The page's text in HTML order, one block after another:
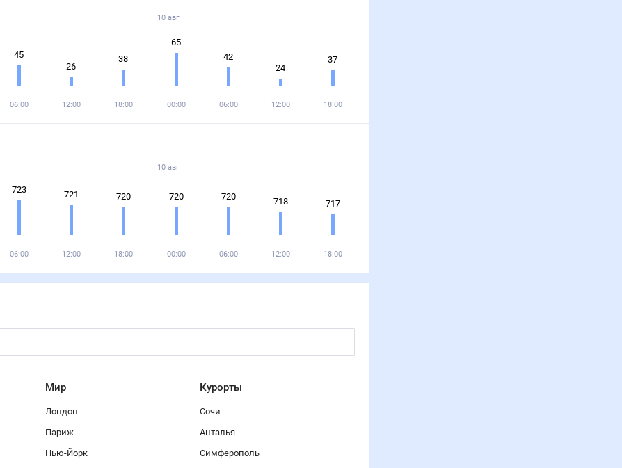
45
06:00
26
12:00
38
18:00
10 авг
65
00:00
42
06:00
24
12:00
37
18:00
723
06:00
721
12:00
720
18:00
10 авг
720
00:00
720
06:00
718
12:00
717
18:00
Мир
Лондон
Париж
Нью-Йорк
Курорты
Сочи
Анталья
Симферополь